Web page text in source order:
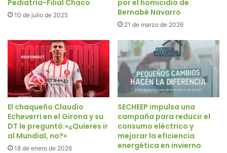
Pediatría-Filial Chaco
10 de julio de 2025
por el homicidio de
Bernabé Navarro
21 de marzo de 2026
El chaqueño Claudio
Echeverri en el Girona y su
DT le preguntó:»¿Quieres ir
al Mundial, no?»
18 de enero de 2026
SECHEEP impulsa una
campaña para reducir el
consumo eléctrico y
mejorar la eficiencia
energética en invierno